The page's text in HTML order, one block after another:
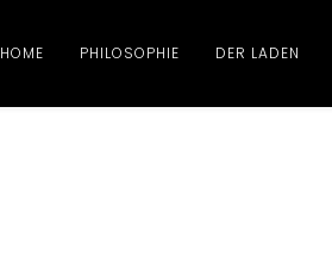
HOME PHILOSOPHIE DER LADEN